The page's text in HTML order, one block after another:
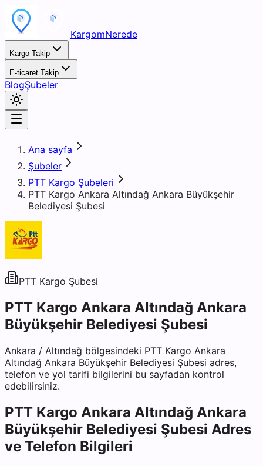
KargomNerede
Kargo Takip
E-ticaret Takip
BlogŞubeler
Ana sayfa
Şubeler
PTT Kargo Şubeleri
PTT Kargo Ankara Altındağ Ankara Büyükşehir
Belediyesi Şubesi
PTT Kargo Şubesi
PTT Kargo Ankara Altındağ Ankara
Büyükşehir Belediyesi Şubesi
Ankara / Altındağ bölgesindeki PTT Kargo Ankara
Altındağ Ankara Büyükşehir Belediyesi Şubesi adres,
telefon ve yol tarifi bilgilerini bu sayfadan kontrol
edebilirsiniz.
PTT Kargo Ankara Altındağ Ankara
Büyükşehir Belediyesi Şubesi Adres
ve Telefon Bilgileri